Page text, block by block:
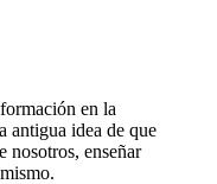
en la
antigua idea de que
nosotros, enseñar